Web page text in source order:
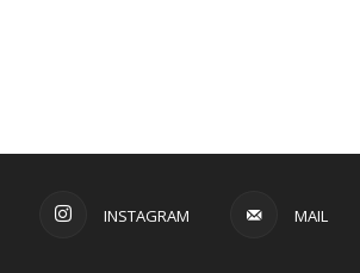
INSTAGRAM MAIL